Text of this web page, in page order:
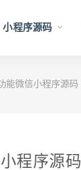
小程序源码
能微信小程序源码
程序源码